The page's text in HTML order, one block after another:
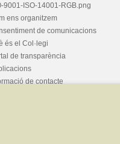
9001-ISO-14001-RGB.png
ens organitzem
de comunicacions
és el Col·legi
de transparència
de contacte